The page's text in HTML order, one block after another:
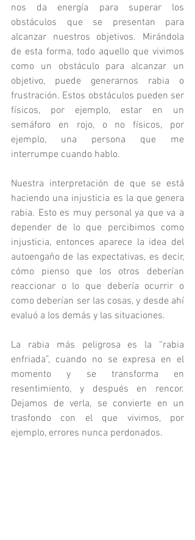
nos da energía para superar los
obstáculos que se presentan para
alcanzar nuestros objetivos. Mirándola
de esta forma, todo aquello que vivimos
como un obstáculo para alcanzar un
objetivo, puede generarnos rabia o
frustración. Estos obstáculos pueden ser
físicos, por ejemplo, estar en un
semáforo en rojo, o no físicos, por
ejemplo, una persona que me
interrumpe cuando hablo.
Nuestra interpretación de que se está
haciendo una injusticia es la que genera
rabia. Esto es muy personal ya que va a
depender de lo que percibimos como
injusticia, entonces aparece la idea del
autoengaño de las expectativas, es decir,
cómo pienso que los otros deberían
reaccionar o lo que debería ocurrir o
como deberían ser las cosas, y desde ahí
evaluó a los demás y las situaciones.
La rabia más peligrosa es la “rabia
enfriada”, cuando no se expresa en el
momento y se transforma en
resentimiento, y después en rencor.
Dejamos de verla, se convierte en un
trasfondo con el que vivimos, por
ejemplo, errores nunca perdonados.